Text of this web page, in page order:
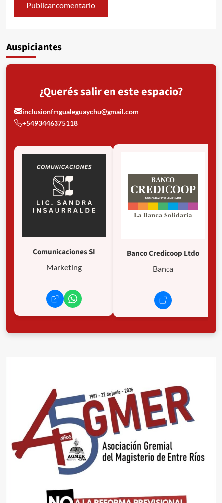
Auspiciantes
¿Querés salir en este espacio?
inclusionfmgualeguaychu@gmail.com
+5493446375118
Comunicaciones SI
Marketing
Banco Credicoop Ltdo
Banca